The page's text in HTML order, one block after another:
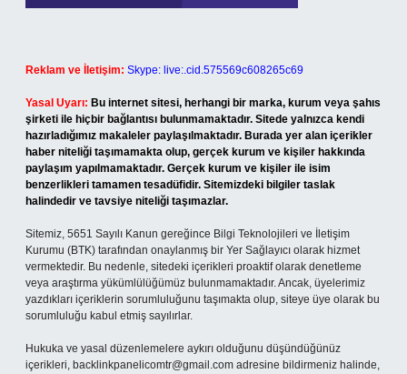
Reklam ve İletişim: Skype: live:.cid.575569c608265c69
Yasal Uyarı: Bu internet sitesi, herhangi bir marka, kurum veya şahıs
şirketi ile hiçbir bağlantısı bulunmamaktadır. Sitede yalnızca kendi
hazırladığımız makaleler paylaşılmaktadır. Burada yer alan içerikler
haber niteliği taşımamakta olup, gerçek kurum ve kişiler hakkında
paylaşım yapılmamaktadır. Gerçek kurum ve kişiler ile isim
benzerlikleri tamamen tesadüfidir. Sitemizdeki bilgiler taslak
halindedir ve tavsiye niteliği taşımazlar.
Sitemiz, 5651 Sayılı Kanun gereğince Bilgi Teknolojileri ve İletişim
Kurumu (BTK) tarafından onaylanmış bir Yer Sağlayıcı olarak hizmet
vermektedir. Bu nedenle, sitedeki içerikleri proaktif olarak denetleme
veya araştırma yükümlülüğümüz bulunmamaktadır. Ancak, üyelerimiz
yazdıkları içeriklerin sorumluluğunu taşımakta olup, siteye üye olarak bu
sorumluluğu kabul etmiş sayılırlar.
Hukuka ve yasal düzenlemelere aykırı olduğunu düşündüğünüz
içerikleri, backlinkpanelicomtr@gmail.com adresine bildirmeniz halinde,